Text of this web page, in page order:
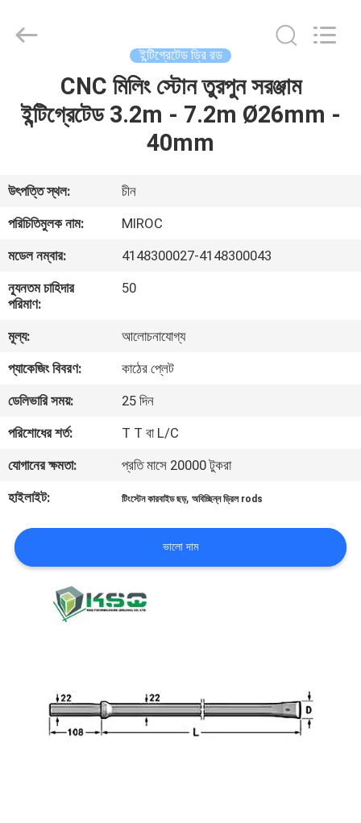
আমাদের
সম্পর্কে
কারখানা
ভ্রমণ
মান
নিয়ন্ত্রণ
যোগাযোগ
করুন
উদ্ধৃতির
জন্য
আবেদন
PRIVACY
POLICY
ইন্টিগ্রেটেড ড্রি রড
CNC মিলিং স্টোন তুরপুন সরঞ্জাম
ইন্টিগ্রেটেড 3.2m - 7.2m Ø26mm -
40mm
উৎপত্তি স্থল:
চীন
পরিচিতিমুলক নাম:
MIROC
মডেল নম্বার:
4148300027-4148300043
ন্যূনতম চাহিদার
পরিমাণ:
50
মূল্য:
আলোচনাযোগ্য
প্যাকেজিং বিবরণ:
কাঠের প্লেট
ডেলিভারি সময়:
25 দিন
পরিশোধের শর্ত:
T T বা L/C
যোগানের ক্ষমতা:
প্রতি মাসে 20000 টুকরা
হাইলাইট:
টিংস্টেন কারবাইড ছড়,অবিচ্ছিন্ন ড্রিল rods
ভালো দাম